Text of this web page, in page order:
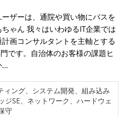
ザーは、通院や買い物にバスを
ゃん 我々はいわゆるIT企業では
画コンサルタントを主軸とする
です。自治体のお客様の課題ヒ
ィング、システム開発、組み込み
ジSE、ネットワーク、ハードウェ
守